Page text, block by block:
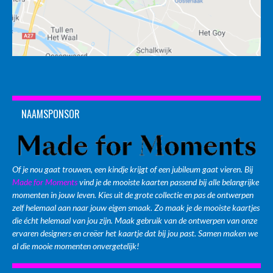
NAAMSPONSOR
Of je nou gaat trouwen, een kindje krijgt of een jubileum gaat vieren. Bij
Made for Momentsvind je de mooiste kaarten passend bij alle belangrijke
momenten in jouw leven. Kies uit de grote collectie en pas de ontwerpen
zelf helemaal aan naar jouw eigen smaak. Zo maak je de mooiste kaartjes
die écht helemaal van jou zijn. Maak gebruik van de ontwerpen van onze
ervaren designers en creëer het kaartje dat bij jou past. Samen maken we
al die mooie momenten onvergetelijk!